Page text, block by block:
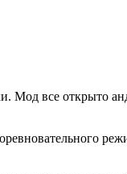
Мод все открыто